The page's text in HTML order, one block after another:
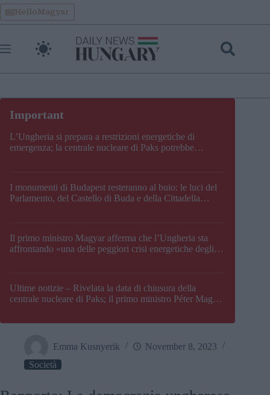
Skip
to
content
HelloMagyar
L’Ungheria si prepara a restrizioni energetiche di
emergenza; la centrale nucleare di Paks potrebbe
I monumenti di Budapest resteranno al buio: le luci del
Parlamento, del Castello di Buda e della Cittadella
Il primo ministro Magyar afferma che l’Ungheria sta
affrontando «una delle peggiori crisi energetiche degli
Ultime notizie – Rivelata la data di chiusura della
centrale nucleare di Paks; il primo ministro Péter Magyar
Emma Kusnyerik
November 8, 2023
Società